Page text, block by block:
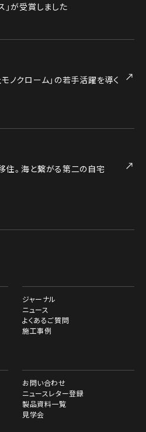
」が受賞しました
ノクローム」の若手活躍を導く
住。海と繋がる第二の自宅
ジャーナル
ニュース
よくあるご質問
施工事例
お問い合わせ
ニュースレター登録
製品資料一覧
見学会